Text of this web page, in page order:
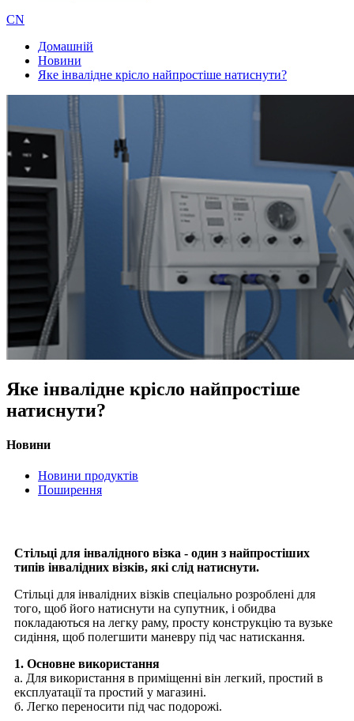
CN
Домашній
Новини
Яке інвалідне крісло найпростіше натиснути?
Яке інвалідне крісло найпростіше
натиснути?
Новини
Новини продуктів
Поширення
Стільці для інвалідного візка - один з найпростіших
типів інвалідних візків, які слід натиснути.
Стільці для інвалідних візків спеціально розроблені для
того, щоб його натиснути на супутник, і обидва
покладаються на легку раму, просту конструкцію та вузьке
сидіння, щоб полегшити маневру під час натискання.
1. Основне використання
а. Для використання в приміщенні він легкий, простий в
експлуатації та простий у магазині.
б. Легко переносити під час подорожі.